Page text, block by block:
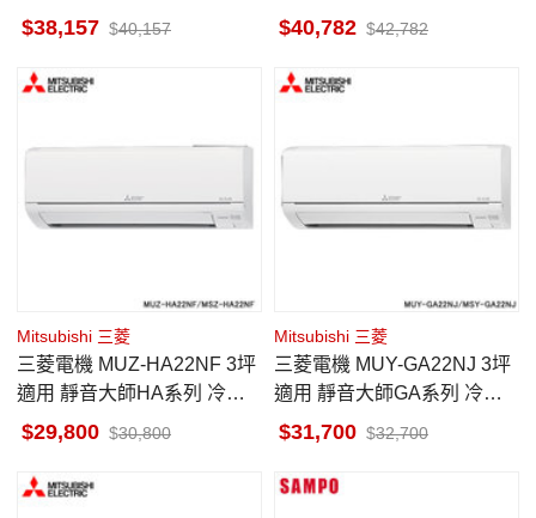
暖冷氣 RAS-22NJP1
38,157 40,157
暖冷氣 RAS-22NTB
40,782 42,782
Mitsubishi 三菱
三菱電機 MUZ-HA22NF 3坪
適用 靜音大師HA系列 冷暖
空調 MSZ-HA22NF
29,800 30,800
Mitsubishi 三菱
三菱電機 MUY-GA22NJ 3坪
適用 靜音大師GA系列 冷專
空調 MSY-GA22NJ
31,700 32,700